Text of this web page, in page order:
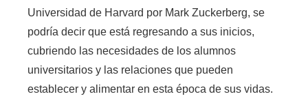
Universidad de Harvard por Mark Zuckerberg, se
podría decir que está regresando a sus inicios,
cubriendo las necesidades de los alumnos
universitarios y las relaciones que pueden
establecer y alimentar en esta época de sus vidas.